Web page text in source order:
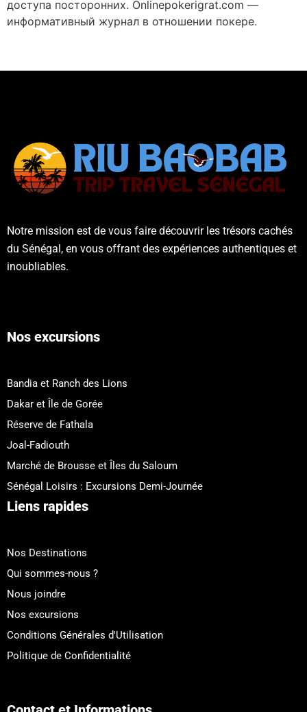
доступа посторонних. Onlinepokerigrat.com —
информативный журнал в отношении покере.
Notre mission est de vous faire découvrir les trésors cachés
du Sénégal, en vous offrant des expériences authentiques et
inoubliables.
Nos excursions
Bandia et Ranch des Lions
Dakar et Île de Gorée
Réserve de Fathala
Joal-Fadiouth
Marché de Brousse et Îles du Saloum
Sénégal Loisirs : Excursions Demi-Journée
Liens rapides
Nos Destinations
Qui sommes-nous ?
Nous joindre
Nos excursions
Conditions Générales d'Utilisation
Politique de Confidentialité